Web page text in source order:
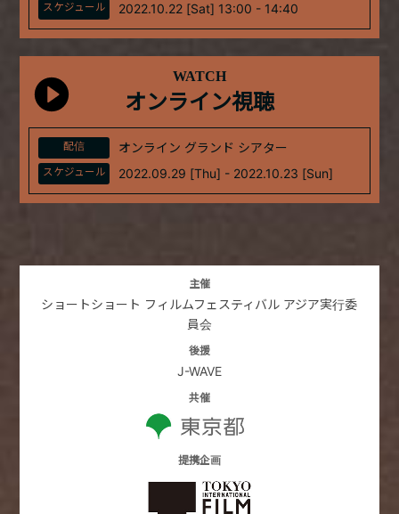
スケジュール 2022.10.22 [Sat] 13:00 - 14:40
WATCH
オンライン視聴
配信 オンライン グランド シアター
スケジュール 2022.09.29 [Thu] - 2022.10.23 [Sun]
主催
ショートショート フィルムフェスティバル アジア実行委
員会
後援
J-WAVE
共催
提携企画